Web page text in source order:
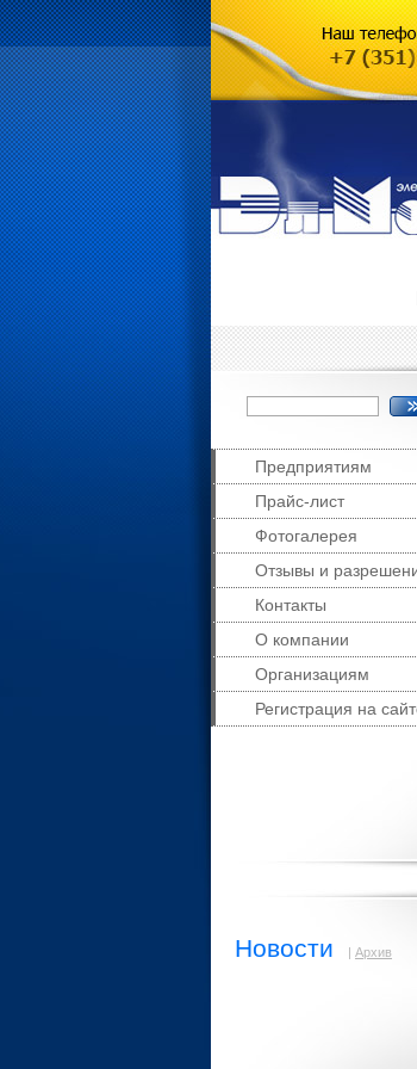
Предприятиям
Прайс-лист
Фотогалерея
Отзывы и
Контакты
О компании
Организациям
Регистрация на
Новости | Архив